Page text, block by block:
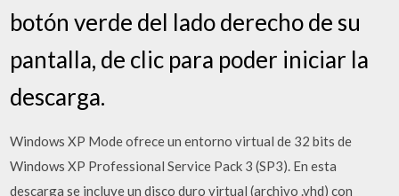
botón verde del lado derecho de su
pantalla, de clic para poder iniciar la
descarga.
Windows XP Mode ofrece un entorno virtual de 32 bits de
Windows XP Professional Service Pack 3 (SP3). En esta
descarga se incluye un disco duro virtual (archivo .vhd) con